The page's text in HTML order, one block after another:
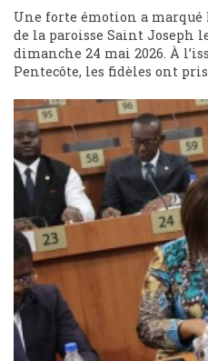
Une forte émotion a
de la paroisse Saint Joseph
dimanche 24 mai 2026. À
Pentecôte, les fidèles ont